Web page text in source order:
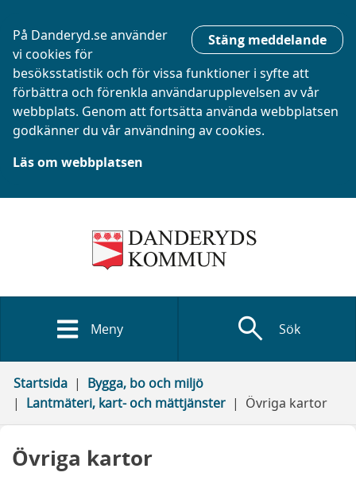
Stäng meddelande
På Danderyd.se använder
vi cookies för
besöksstatistik och för vissa funktioner i syfte att
förbättra och förenkla användarupplevelsen av vår
webbplats. Genom att fortsätta använda webbplatsen
godkänner du vår användning av cookies.
Läs om webbplatsen
Meny search Sök
Startsida
Bygga, bo och miljö
Lantmäteri, kart- och mättjänster
Övriga kartor
Övriga kartor